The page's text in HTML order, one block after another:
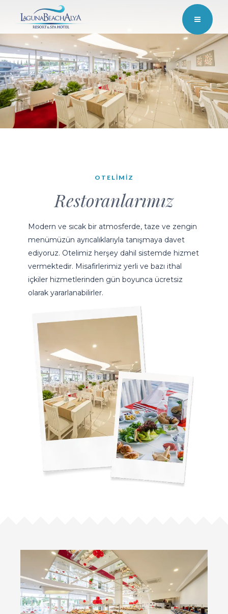
OTELIMIZ
Restoranlarımız
Modern ve sıcak bir atmosferde, taze ve zengin
menümüzün ayrıcalıklarıyla tanışmaya davet
ediyoruz. Otelimiz herşey dahil sistemde hizmet
vermektedir. Misafirlerimiz yerli ve bazı ithal
içkiler hizmetlerinden gün boyunca ücretsiz
olarak yararlanabilirler.